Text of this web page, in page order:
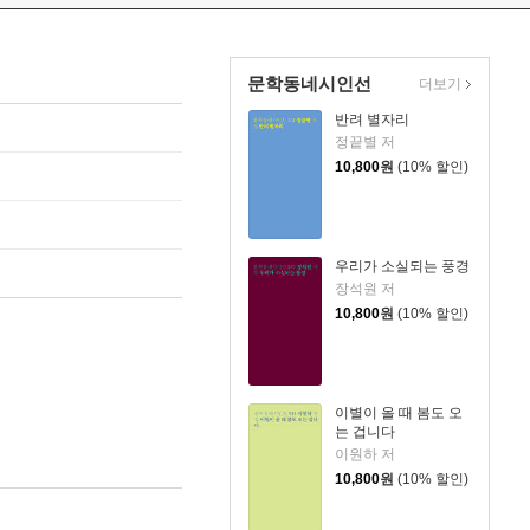
문학동네시인선
반려 별자리
정끝별 저
10,800원 (10% 할인)
우리가 소실되는 풍경
장석원 저
10,800원 (10% 할인)
이별이 올 때 봄도 오
는 겁니다
이원하 저
10,800원 (10% 할인)
더보기